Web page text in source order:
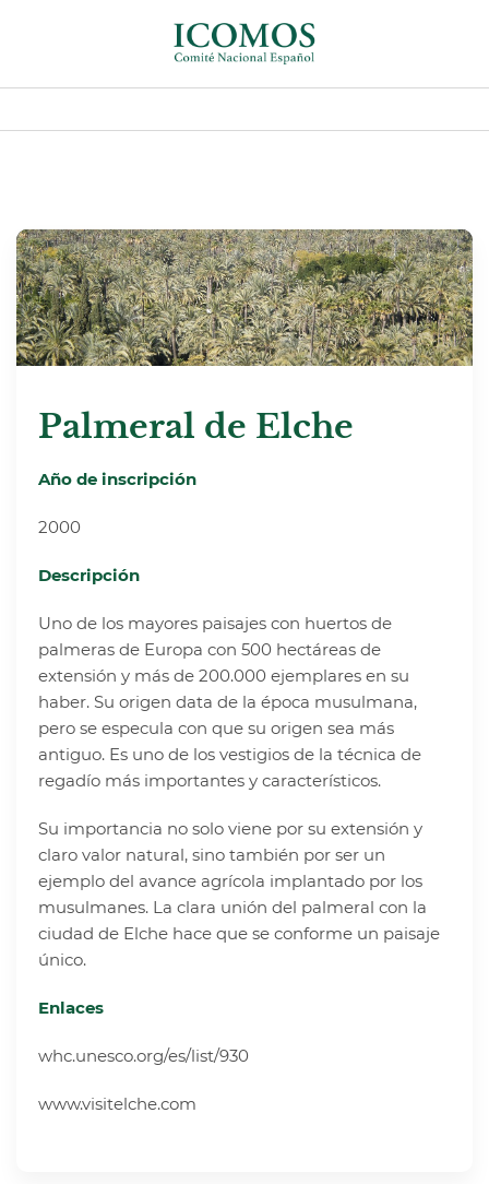
Palmeral de Elche
Año de inscripción
2000
Descripción
Uno de los mayores paisajes con huertos de
palmeras de Europa con 500 hectáreas de
extensión y más de 200.000 ejemplares en su
haber. Su origen data de la época musulmana,
pero se especula con que su origen sea más
antiguo. Es uno de los vestigios de la técnica de
regadío más importantes y característicos.
Su importancia no solo viene por su extensión y
claro valor natural, sino también por ser un
ejemplo del avance agrícola implantado por los
musulmanes. La clara unión del palmeral con la
ciudad de Elche hace que se conforme un paisaje
único.
Enlaces
whc.unesco.org/es/list/930
www.visitelche.com